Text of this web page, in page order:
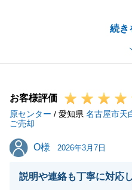
続き
力あってのことでござい
重ねて感謝申し上げます。
引き続き、不動産に関し
今後とも何卒、よろしく
お客様評価
原センター / 愛知県 名古屋市天
ご売却
O様
O様 2026年3月7日
説明や連絡も丁寧に対応